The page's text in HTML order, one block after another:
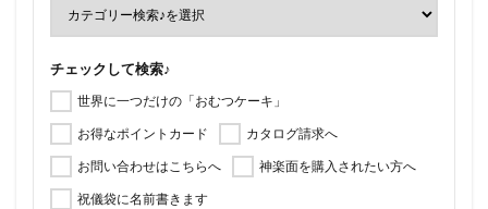
チェックして検索♪
世界に一つだけの「おむつケーキ」
お得なポイントカード
カタログ請求へ
お問い合わせはこちらへ
神楽面を購入されたい方へ
祝儀袋に名前書きます